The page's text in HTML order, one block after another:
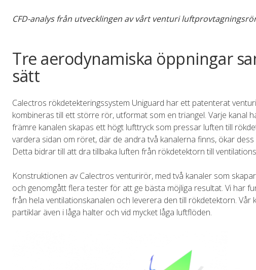
CFD-analys från utvecklingen av vårt venturi
Tre aerodynamiska öppningar
sätt
Calectros rökdetekteringssystem Uniguard har ett patenterat
kombineras till ett större rör, utformat som en triangel. Varje kanal
främre kanalen skapas ett högt lufttryck som pressar luften till
vardera sidan om röret, där de andra två kanalerna finns, ökar
Detta bidrar till att dra tillbaka luften från rökdetektorn till
Konstruktionen av Calectros venturirör, med två kanaler som
och genomgått flera tester för att ge bästa möjliga resultat. Vi har
från hela ventilationskanalen och leverera den till rökdetektorn.
partiklar även i låga halter och vid mycket låga luftflöden.